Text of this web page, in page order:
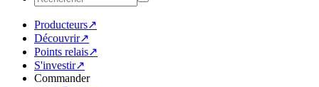
Producteurs↗
Découvrir↗
Points relais↗
S'investir↗
Commander